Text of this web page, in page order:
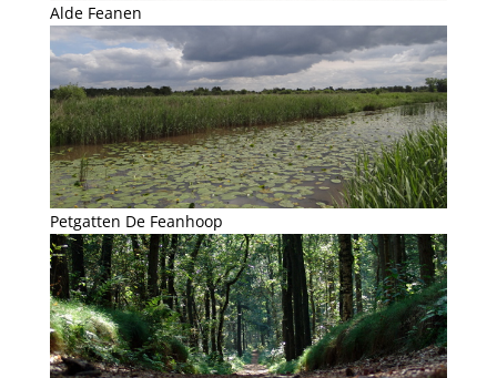
Alde Feanen
Petgatten De Feanhoop